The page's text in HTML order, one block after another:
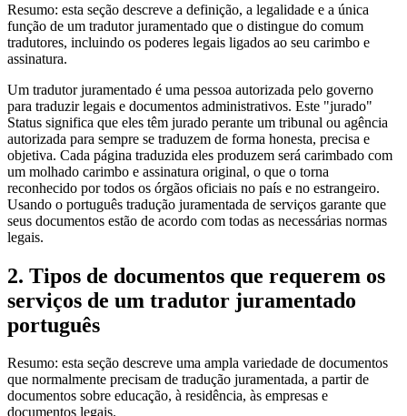
Resumo: esta seção descreve a definição, a legalidade e a única
função de um tradutor juramentado que o distingue do comum
tradutores, incluindo os poderes legais ligados ao seu carimbo e
assinatura.
Um tradutor juramentado é uma pessoa autorizada pelo governo
para traduzir legais e documentos administrativos. Este "jurado"
Status significa que eles têm jurado perante um tribunal ou agência
autorizada para sempre se traduzem de forma honesta, precisa e
objetiva. Cada página traduzida eles produzem será carimbado com
um molhado carimbo e assinatura original, o que o torna
reconhecido por todos os órgãos oficiais no país e no estrangeiro.
Usando o português tradução juramentada de serviços garante que
seus documentos estão de acordo com todas as necessárias normas
legais.
2. Tipos de documentos que requerem os
serviços de um tradutor juramentado
português
Resumo: esta seção descreve uma ampla variedade de documentos
que normalmente precisam de tradução juramentada, a partir de
documentos sobre educação, à residência, às empresas e
documentos legais.